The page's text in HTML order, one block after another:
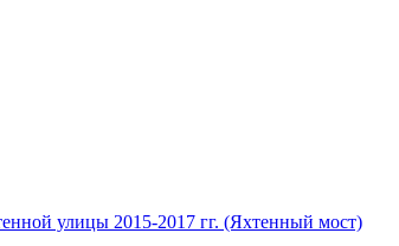
улицы 2015-2017 гг. (Яхтенный мост)